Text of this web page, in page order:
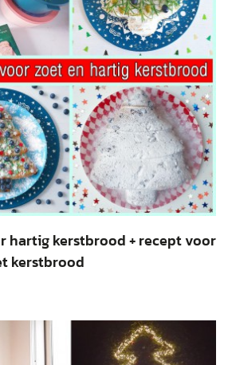
hartig kerstbrood + recept voor
kerstbrood